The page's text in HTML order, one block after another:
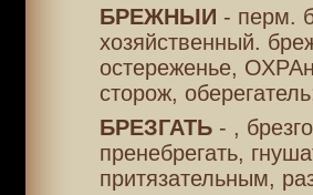
БРЕЖНЫИ - перм.
хозяйственный.
остереженье,
сторож,
БРЕЗГАТЬ- ,
пренебрегать,
притязательным,